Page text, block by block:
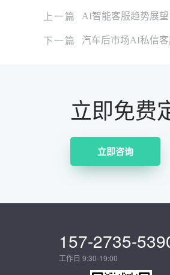
上一篇 AI智能客服趋势展
下一篇 汽车后市场AI私信
立即免费
立即咨询
157-2735-
工作日 9:30-19:00